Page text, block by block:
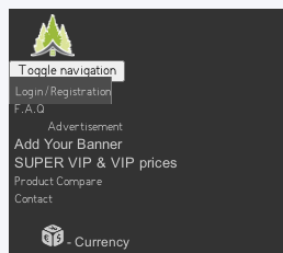
Toggle navigation
Login / Registration
F.A.Q
Advertisement
Add Your Banner
SUPER VIP & VIP prices
Product Compare
Contact
- Currency